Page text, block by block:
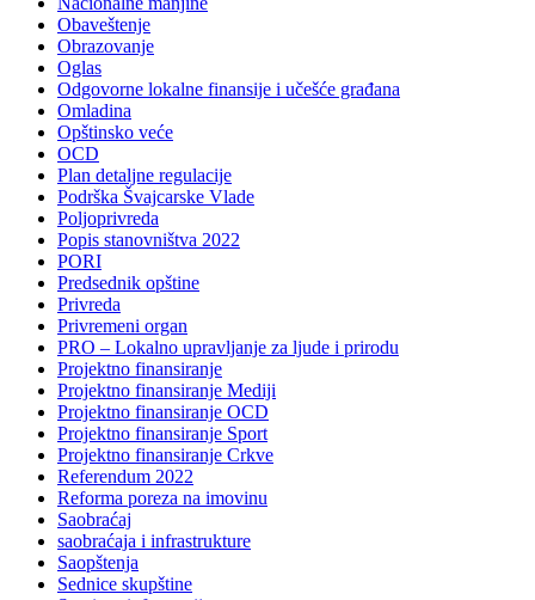
Obaveštenje
Obrazovanje
Oglas
Odgovorne lokalne finansije i učešće građana
Omladina
Opštinsko veće
OCD
Plan detaljne regulacije
Podrška Švajcarske Vlade
Poljoprivreda
Popis stanovništva 2022
PORI
Predsednik opštine
Privreda
Privremeni organ
PRO – Lokalno upravljanje za ljude i prirodu
Projektno finansiranje
Projektno finansiranje Mediji
Projektno finansiranje OCD
Projektno finansiranje Sport
Projektno finansiranje Crkve
Referendum 2022
Reforma poreza na imovinu
Saobraćaj
saobraćaja i infrastrukture
Saopštenja
Sednice skupštine